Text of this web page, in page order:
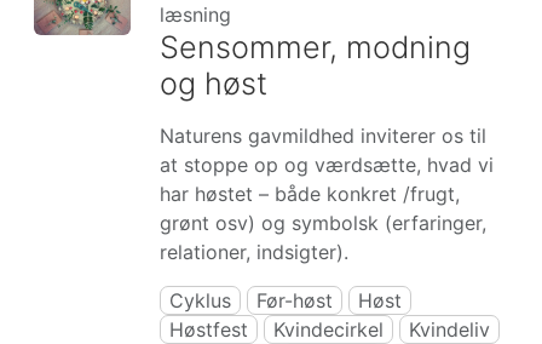
læsning
Sensommer, modning
og høst
Naturens gavmildhed inviterer os til
at stoppe op og værdsætte, hvad vi
har høstet – både konkret /frugt,
grønt osv) og symbolsk (erfaringer,
relationer, indsigter).
Cyklus
Før-høst
Høst
Høstfest
Kvindecirkel
Kvindeliv